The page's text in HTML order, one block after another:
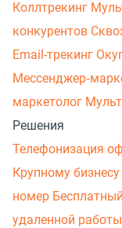
Коллтрекинг
конкурентов
Email-трекинг
маркетолог
Решения
Телефонизация
Крупному бизнесу
номер
удаленной работы